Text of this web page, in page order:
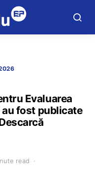
Evaluarea
au fost publicate
read